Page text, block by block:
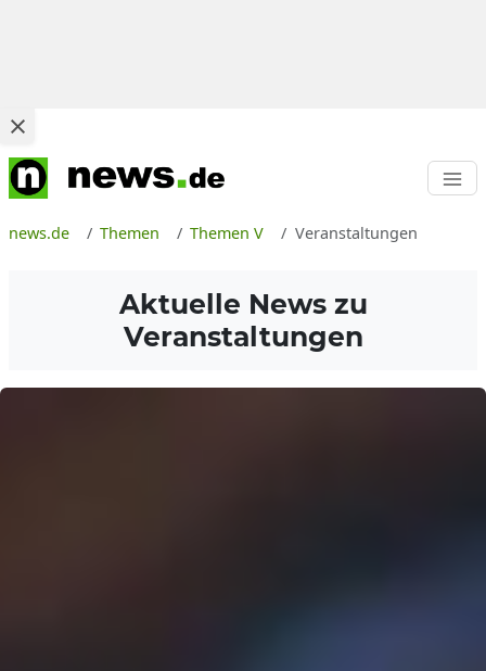
news.de Themen Themen V Veranstaltungen
Aktuelle News zu
Veranstaltungen